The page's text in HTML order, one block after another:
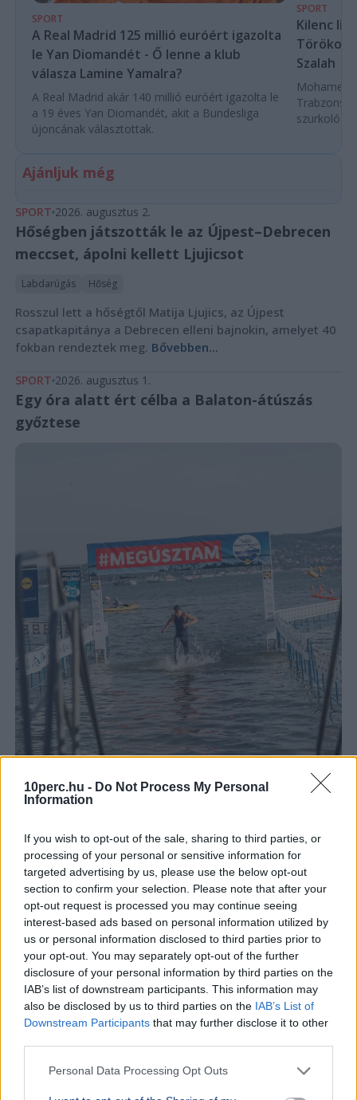
10perc.hu - Do Not Process My Personal
Information
If you wish to opt-out of the sale, sharing to third parties, or
processing of your personal or sensitive information for
targeted advertising by us, please use the below opt-out
section to confirm your selection. Please note that after your
opt-out request is processed you may continue seeing
interest-based ads based on personal information utilized by
us or personal information disclosed to third parties prior to
your opt-out. You may separately opt-out of the further
disclosure of your personal information by third parties on the
IAB’s list of downstream participants. This information may
also be disclosed by us to third parties on the IAB’s List of
Downstream Participants that may further disclose it to other
Personal Data Processing Opt Outs
SPORT
A Real Madrid 125 millió euróért igazolta
le Yan Diomandét - Ő lenne a klub
válasza Lamine Yamalra?
A Real Madrid akár 140 millió euróért igazolta le
a 19 éves Yan Diomandét, akit a Bundesliga
újoncának választottak.
SPORT
Kilenc
Szalah
Mohamed
szurkoló
Ajánljuk még
SPORT 2026. augusztus 2.
Hőségben játszották le az Újpest–Debrecen
meccset, ápolni kellett Ljujicsot
Labdarúgás Hőség
Rosszul lett a hőségtől Matija Ljujics, az Újpest
csapatkapitánya a Debrecen elleni bajnokin, amelyet 40
fokban rendeztek meg. Bővebben...
SPORT 2026. augusztus 1.
Egy óra alatt ért célba a Balaton-átúszás
győztese
Balaton
Nagy Nándor nyerte a kétszer elhalasztott 44. Lidl
Balaton-átúszást, amelyre közel 11 ezer nevezés
érkezett 60 országból.Bővebben...
SPORT 2026. augusztus 1.
40 fokban csap össze vasárnap az Újpest és a
Debrecen - Nem enged az MLSZ